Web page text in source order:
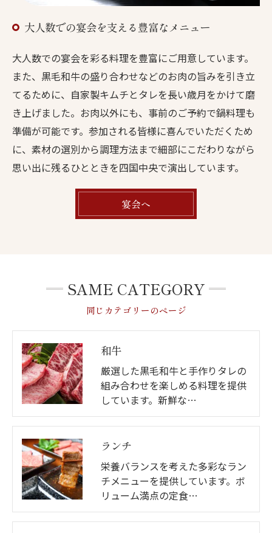
大人数での宴会を支える豊富なメニュー
大人数での宴会を彩る料理を豊富にご用意しています。
また、黒毛和牛の盛り合わせなどのお肉の旨みを引き立
てるために、自家製キムチとタレを長い歳月をかけて磨
き上げました。お肉以外にも、事前のご予約で鍋料理も
準備が可能です。参加される皆様に喜んでいただくため
に、素材の選別から調理方法まで細部にこだわりながら
思い出に残るひとときを四国中央で演出しています。
宴会へ
同じカテゴリーのページ
SAME CATEGORY
和牛
厳選した黒毛和牛と手作りタレの
組み合わせを楽しめる料理を提供
しています。新鮮な…
ランチ
栄養バランスを考えた多彩なラン
チメニューを提供しています。ボ
リューム満点の定食…